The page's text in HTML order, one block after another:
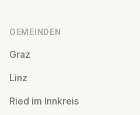
GEMEINDEN
Graz
Linz
Ried im Innkreis